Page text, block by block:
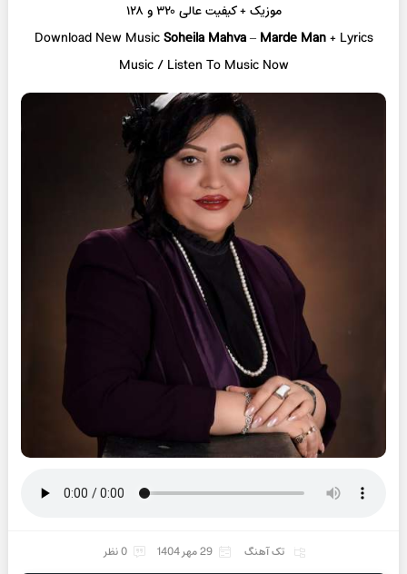
موزیک + کیفیت عالی ۳۲۰ و ۱۲۸
Download New MusicSoheila Mahva–Marde Man+ Lyrics
Music / Listen To Music Now
تک آهنگ 29 مهر 1404 0 نظر